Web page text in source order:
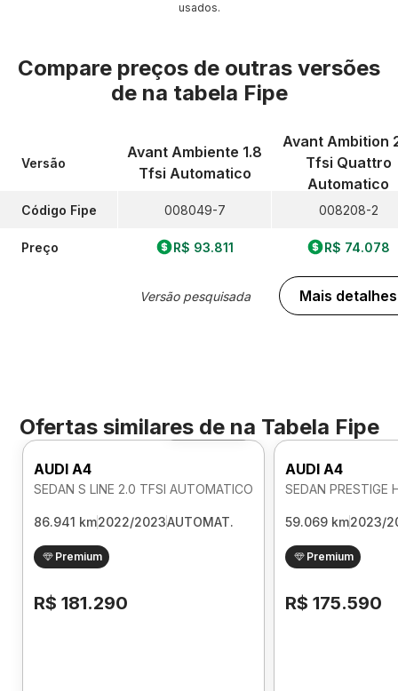
usados.
Compare preços de outras versões
de na tabela Fipe
Versão
Código Fipe
Preço
Avant Ambiente 1.8
Tfsi Automatico
008049-7
R$ 93.811
Versão pesquisada
Avant Ambition
Tfsi Quattro
Automatico
008208-2
R$ 74.078
Mais detalhes
Ofertas similares de na Tabela Fipe
Foto 360º
AUDI A4
SEDAN S LINE 2.0 TFSI AUTOMATICO
86.941 km2022/2023AUTOMAT.
Premium
R$ 181.290
AUDI A4
59.069 km2023/
Premium
R$ 175.590